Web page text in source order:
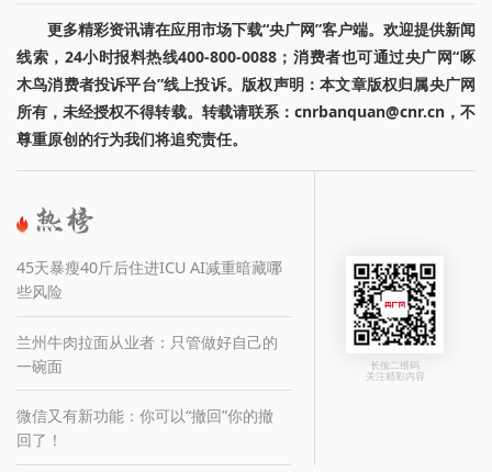
更多精彩资讯请在应用市场下载“央广网”客户端。欢迎提供新闻
线索，24小时报料热线400-800-0088；消费者也可通过央广网“啄
木鸟消费者投诉平台”线上投诉。版权声明：本文章版权归属央广网
所有，未经授权不得转载。转载请联系：cnrbanquan@cnr.cn，不
尊重原创的行为我们将追究责任。
45天暴瘦40斤后住进ICU AI减重暗藏哪
些风险
兰州牛肉拉面从业者：只管做好自己的
一碗面
微信又有新功能：你可以“撤回”你的撤
回了！
长按二维码
关注精彩内容